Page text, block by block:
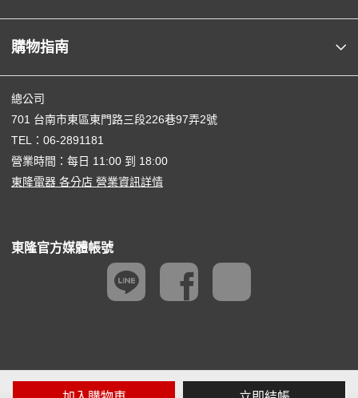
購物指南
總公司
701 台南市東區東門路三段226巷97弄2號
TEL： 06-2891181
營業時間：每日 11:00 到 18:00
東隆電器 各分店 營業資訊詳情
東隆官方媒體帳號